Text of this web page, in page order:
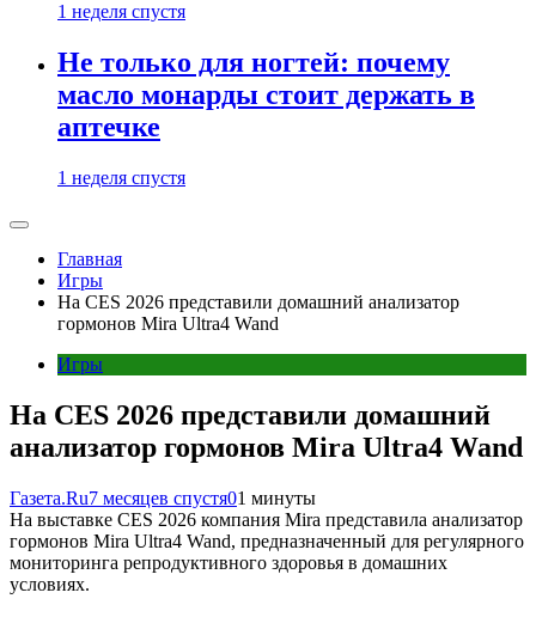
1 неделя спустя
Не только для ногтей: почему
масло монарды стоит держать в
аптечке
1 неделя спустя
Главная
Игры
На CES 2026 представили домашний анализатор
гормонов Mira Ultra4 Wand
Игры
На CES 2026 представили домашний
анализатор гормонов Mira Ultra4 Wand
Газета.Ru7 месяцев спустя01 минуты
На выставке CES 2026 компания Mira представила анализатор
гормонов Mira Ultra4 Wand, предназначенный для регулярного
мониторинга репродуктивного здоровья в домашних
условиях.